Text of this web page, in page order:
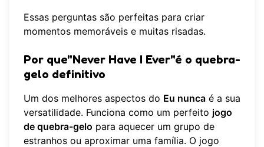
Essas perguntas são perfeitas para criar
momentos memoráveis e muitas risadas.
Por que"Never Have I Ever"é o quebra-
gelo definitivo
Um dos melhores aspectos do Eu nunca é a sua
versatilidade. Funciona como um perfeito jogo
de quebra-gelo para aquecer um grupo de
estranhos ou aproximar uma família. O jogo